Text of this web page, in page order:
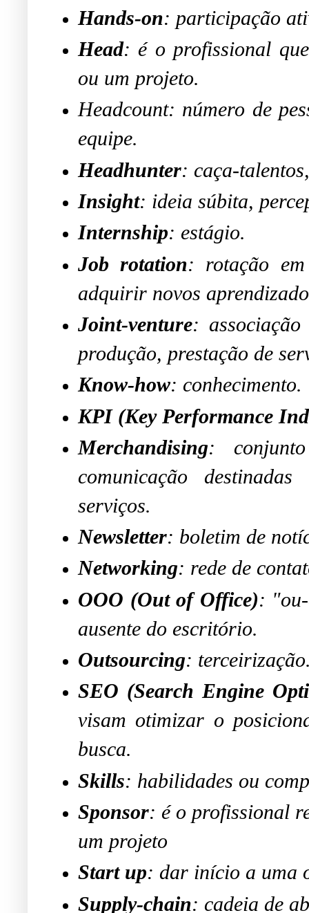
Hands-on: participação
Head: é o profissional
ou um projeto.
Headcount: número de
equipe.
Headhunter: caça-
Insight: ideia súbita,
Internship: estágio.
Job rotation: rotação
adquirir novos
Joint-venture:
produção, prestação de
Know-how: conhecimento.
KPI (Key Performance
Merchandising:
comunicação
serviços.
Newsletter: boletim de
Networking: rede de
OOO (Out of Office):
ausente do escritório.
Outsourcing:
SEO (Search Engine
visam otimizar o
busca.
Skills: habilidades ou
Sponsor: é o profissional
um projeto
Start up: dar início a uma
Supply-chain: cadeia de